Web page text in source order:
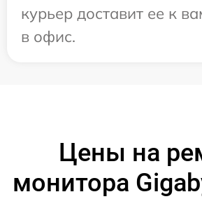
курьер доставит ее к
в офис.
Цены на
монитора